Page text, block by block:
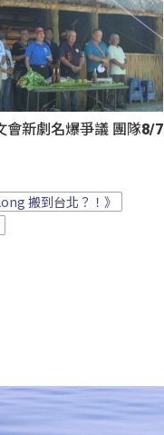
會新劇名爆爭議 團隊8/7
搬到台北？！》